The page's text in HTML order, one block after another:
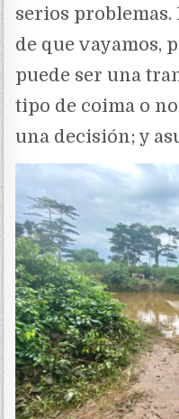
serios problemas.
de que vayamos,
puede ser una
tipo de coima o
una decisión; y